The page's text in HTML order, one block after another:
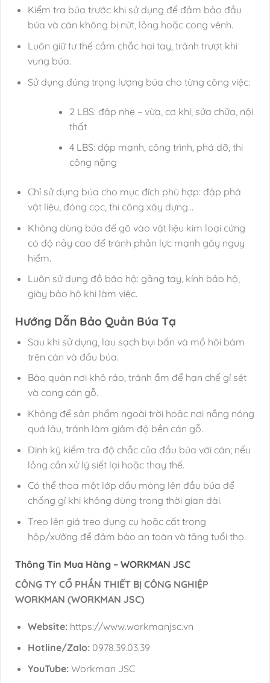
Kiểm tra búa trước khi sử dụng để đảm bảo đầu
búa và cán không bị nứt, lỏng hoặc cong vênh.
Luôn giữ tư thế cầm chắc hai tay, tránh trượt khi
vung búa.
Sử dụng đúng trọng lượng búa cho từng công việc:
2 LBS: đập nhẹ – vừa, cơ khí, sửa chữa, nội
thất
4 LBS: đập mạnh, công trình, phá dỡ, thi
công nặng
Chỉ sử dụng búa cho mục đích phù hợp: đập phá
vật liệu, đóng cọc, thi công xây dựng…
Không dùng búa để gõ vào vật liệu kim loại cứng
có độ nảy cao để tránh phản lực mạnh gây nguy
hiểm.
Luôn sử dụng đồ bảo hộ: găng tay, kính bảo hộ,
giày bảo hộ khi làm việc.
Hướng Dẫn Bảo Quản Búa Tạ
Sau khi sử dụng, lau sạch bụi bẩn và mồ hôi bám
trên cán và đầu búa.
Bảo quản nơi khô ráo, tránh ẩm để hạn chế gỉ sét
và cong cán gỗ.
Không để sản phẩm ngoài trời hoặc nơi nắng nóng
quá lâu, tránh làm giảm độ bền cán gỗ.
Định kỳ kiểm tra độ chắc của đầu búa với cán; nếu
lỏng cần xử lý siết lại hoặc thay thế.
Có thể thoa một lớp dầu mỏng lên đầu búa để
chống gỉ khi không dùng trong thời gian dài.
Treo lên giá treo dụng cụ hoặc cất trong
hộp/xưởng để đảm bảo an toàn và tăng tuổi thọ.
Thông Tin Mua Hàng – WORKMAN JSC
CÔNG TY CỔ PHẦN THIẾT BỊ CÔNG NGHIỆP
WORKMAN (WORKMAN JSC)
Website:https://www.workmanjsc.vn
Hotline/Zalo:0978.39.03.39
YouTube:Workman JSC